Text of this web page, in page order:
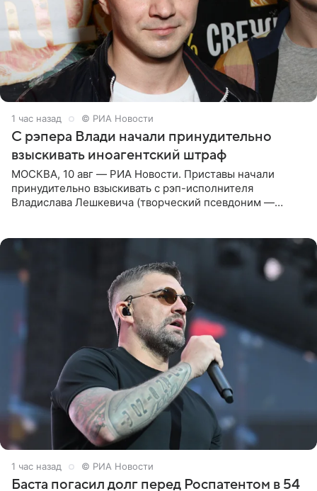
1 час назад © РИА Новости
С рэпера Влади начали принудительно
взыскивать иноагентский штраф
МОСКВА, 10 авг — РИА Новости. Приставы начали
принудительно взыскивать с рэп-исполнителя
Владислава Лешкевича (творческий псевдоним —
1 час назад © РИА Новости
Баста погасил долг перед Роспатентом в 54